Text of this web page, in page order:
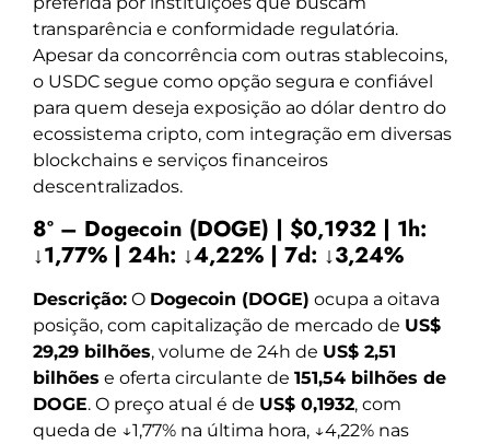
transparência e conformidade regulatória.
Apesar da concorrência com outras stablecoins,
o USDC segue como opção segura e confiável
para quem deseja exposição ao dólar dentro do
ecossistema cripto, com integração em diversas
blockchains e serviços financeiros
descentralizados.
8º – Dogecoin (DOGE) | $0,1932 | 1h:
↓1,77% | 24h: ↓4,22% | 7d: ↓3,24%
Descrição: O Dogecoin (DOGE) ocupa a oitava
posição, com capitalização de mercado de US$
29,29 bilhões, volume de 24h de US$ 2,51
bilhões e oferta circulante de 151,54 bilhões de
DOGE. O preço atual é de US$ 0,1932, com
queda de ↓1,77% na última hora, ↓4,22% nas